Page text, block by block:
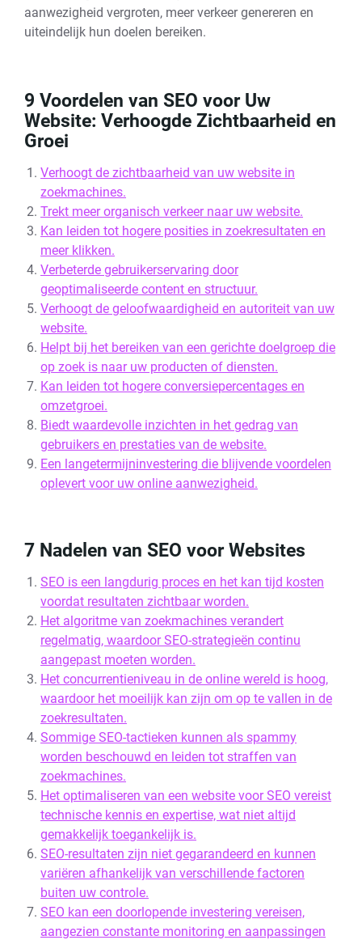
aanwezigheid vergroten, meer verkeer genereren en
uiteindelijk hun doelen bereiken.
9 Voordelen van SEO voor Uw
Website: Verhoogde Zichtbaarheid en
Groei
Verhoogt de zichtbaarheid van uw website in
zoekmachines.
Trekt meer organisch verkeer naar uw website.
Kan leiden tot hogere posities in zoekresultaten en
meer klikken.
Verbeterde gebruikerservaring door
geoptimaliseerde content en structuur.
Verhoogt de geloofwaardigheid en autoriteit van uw
website.
Helpt bij het bereiken van een gerichte doelgroep die
op zoek is naar uw producten of diensten.
Kan leiden tot hogere conversiepercentages en
omzetgroei.
Biedt waardevolle inzichten in het gedrag van
gebruikers en prestaties van de website.
Een langetermijninvestering die blijvende voordelen
oplevert voor uw online aanwezigheid.
7 Nadelen van SEO voor Websites
SEO is een langdurig proces en het kan tijd kosten
voordat resultaten zichtbaar worden.
Het algoritme van zoekmachines verandert
regelmatig, waardoor SEO-strategieën continu
aangepast moeten worden.
Het concurrentieniveau in de online wereld is hoog,
waardoor het moeilijk kan zijn om op te vallen in de
zoekresultaten.
Sommige SEO-tactieken kunnen als spammy
worden beschouwd en leiden tot straffen van
zoekmachines.
Het optimaliseren van een website voor SEO vereist
technische kennis en expertise, wat niet altijd
gemakkelijk toegankelijk is.
SEO-resultaten zijn niet gegarandeerd en kunnen
variëren afhankelijk van verschillende factoren
buiten uw controle.
SEO kan een doorlopende investering vereisen,
aangezien constante monitoring en aanpassingen